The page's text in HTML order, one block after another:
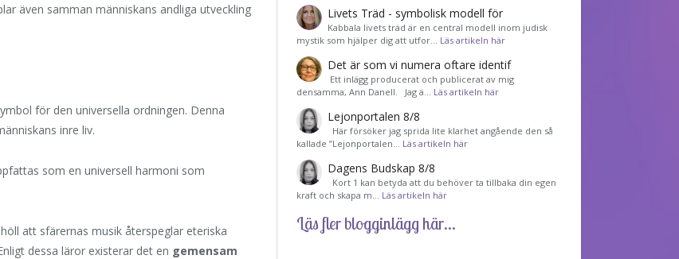
även samman människans andliga utveckling
för den universella ordningen. Denna
inre liv.
som en universell harmoni som
att sfärernas musik återspeglar eteriska
dessa läror existerar det en gemensam
Livets Träd - symbolisk modell för
Kabbala livets träd är en central modell inom judisk
mystik som hjälper dig att utfor… Läs artikeln här
Det är som vi numera oftare identif
͏ Ett inlägg producerat och publicerat av mig
densamma, Ann Danell. Jag ä… Läs artikeln här
Lejonportalen 8/8
Här försöker jag sprida lite klarhet angående den så
kallade ”Lejonportalen… Läs artikeln här
Dagens Budskap 8/8
Kort 1 kan betyda att du behöver ta tillbaka din egen
kraft och skapa m… Läs artikeln här
Läs fler blogginlägg här...